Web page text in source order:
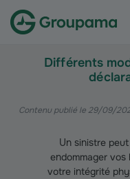
Différents
Contenu publié le 29/09/
Un sinistre
endommager
votre intégrité